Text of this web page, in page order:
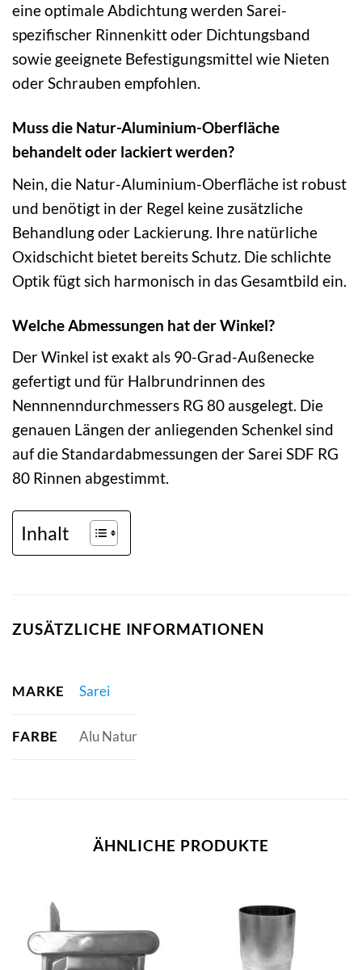
eine optimale Abdichtung werden Sarei-
spezifischer Rinnenkitt oder Dichtungsband
sowie geeignete Befestigungsmittel wie Nieten
oder Schrauben empfohlen.
Muss die Natur-Aluminium-Oberfläche
behandelt oder lackiert werden?
Nein, die Natur-Aluminium-Oberfläche ist robust
und benötigt in der Regel keine zusätzliche
Behandlung oder Lackierung. Ihre natürliche
Oxidschicht bietet bereits Schutz. Die schlichte
Optik fügt sich harmonisch in das Gesamtbild ein.
Welche Abmessungen hat der Winkel?
Der Winkel ist exakt als 90-Grad-Außenecke
gefertigt und für Halbrundrinnen des
Nennnenndurchmessers RG 80 ausgelegt. Die
genauen Längen der anliegenden Schenkel sind
auf die Standardabmessungen der Sarei SDF RG
80 Rinnen abgestimmt.
Inhalt
ZUSÄTZLICHE INFORMATIONEN
MARKE Sarei
FARBE Alu Natur
ÄHNLICHE PRODUKTE